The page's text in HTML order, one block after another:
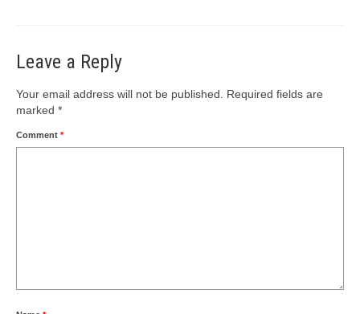
Leave a Reply
Your email address will not be published. Required fields are
marked *
Comment *